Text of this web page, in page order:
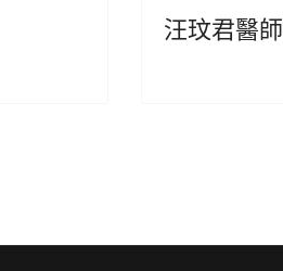
汪玟君醫師